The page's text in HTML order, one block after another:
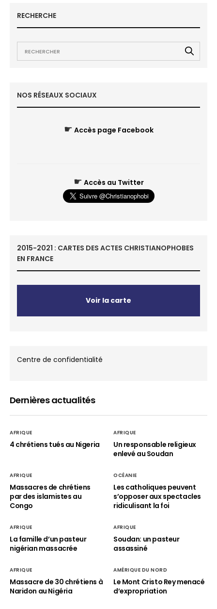
RECHERCHE
NOS RÉSEAUX SOCIAUX
☛ Accès page Facebook
☛ Accès au Twitter
2015-2021 : CARTES DES ACTES CHRISTIANOPHOBES
EN FRANCE
Voir la carte
Centre de confidentialité
Dernières actualités
AFRIQUE
4 chrétiens tués au Nigeria
AFRIQUE
Un responsable religieux
enlevé au Soudan
AFRIQUE
Massacres de chrétiens
par des islamistes au
Congo
OCÉANIE
Les catholiques peuvent
s’opposer aux spectacles
ridiculisant la foi
AFRIQUE
La famille d’un pasteur
nigérian massacrée
AFRIQUE
Soudan: un pasteur
assassiné
AFRIQUE
Massacre de 30 chrétiens à
Naridon au Nigéria
AMÉRIQUE DU NORD
Le Mont Cristo Rey menacé
d’expropriation